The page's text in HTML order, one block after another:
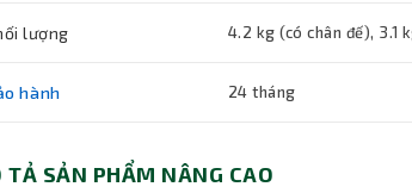
lượng 4.2 kg (có chân đế), 3.1
hành 24 tháng
TẢ SẢN PHẨM NÂNG CAO